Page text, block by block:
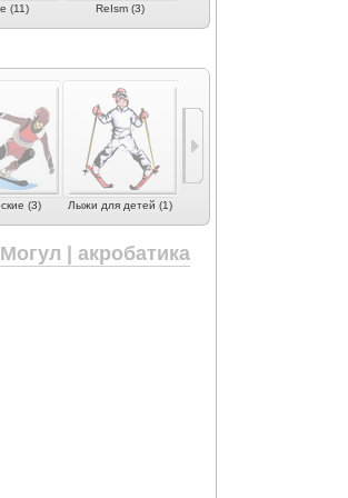
(11) ReIsm (3)
(3) Лыжи для детей (1)
| акробатика